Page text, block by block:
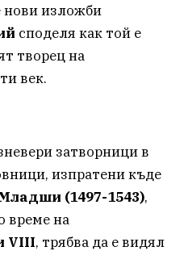
нови изложби
споделя как той е
творец на
век.
затворници в
изпратени къде
(1497-1543),
време на
VIII, трябва да е видял